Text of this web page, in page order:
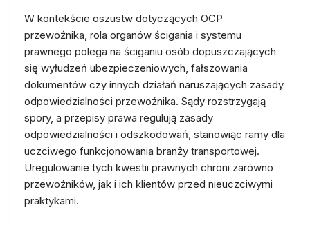
W kontekście oszustw dotyczących OCP
przewoźnika, rola organów ścigania i systemu
prawnego polega na ściganiu osób dopuszczających
się wyłudzeń ubezpieczeniowych, fałszowania
dokumentów czy innych działań naruszających zasady
odpowiedzialności przewoźnika. Sądy rozstrzygają
spory, a przepisy prawa regulują zasady
odpowiedzialności i odszkodowań, stanowiąc ramy dla
uczciwego funkcjonowania branży transportowej.
Uregulowanie tych kwestii prawnych chroni zarówno
przewoźników, jak i ich klientów przed nieuczciwymi
praktykami.